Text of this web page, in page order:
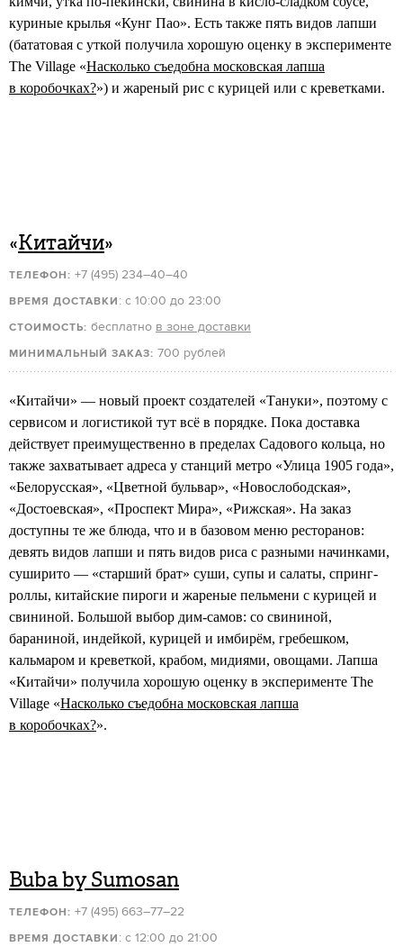
куриные крылья «Кунг Пао». Есть также пять видов лапши
(бататовая с уткой получила хорошую оценку в эксперименте
The Village «Насколько съедобна московская лапша
в коробочках?») и жареный рис с курицей или с креветками.
«Китайчи»
ТЕЛЕФОН: +7 (495) 234–40–40
ВРЕМЯ ДОСТАВКИ : с 10:00 до 23:00
СТОИМОСТЬ: бесплатно в зоне доставки
МИНИМАЛЬНЫЙ ЗАКАЗ: 700 рублей
«Китайчи» — новый проект создателей «Тануки», поэтому с
сервисом и логистикой тут всё в порядке. Пока доставка
действует преимущественно в пределах Садового кольца, но
также захватывает адреса у станций метро «Улица 1905 года»,
«Белорусская», «Цветной бульвар», «Новослободская»,
«Достоевская», «Проспект Мира», «Рижская». На заказ
доступны те же блюда, что и в базовом меню ресторанов:
девять видов лапши и пять видов риса с разными начинками,
суширито — «старший брат» суши, супы и салаты, спринг-
роллы, китайские пироги и жареные пельмени с курицей и
свининой. Большой выбор дим-самов: со свининой,
бараниной, индейкой, курицей и имбирём, гребешком,
кальмаром и креветкой, крабом, мидиями, овощами. Лапша
«Китайчи» получила хорошую оценку в эксперименте The
Village «Насколько съедобна московская лапша
в коробочках?».
Buba by Sumosan
ТЕЛЕФОН: +7 (495) 663–77–22
ВРЕМЯ ДОСТАВКИ : с 12:00 до 21:00